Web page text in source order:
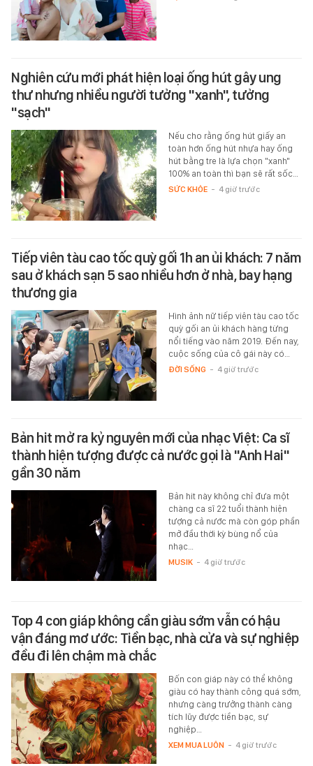
Nghiên cứu mới phát hiện loại ống hút gây ung
thư nhưng nhiều người tưởng "xanh", tưởng
"sạch"
Nếu cho rằng ống hút giấy an
toàn hơn ống hút nhựa hay ống
hút bằng tre là lựa chọn "xanh"
100% an toàn thì bạn sẽ rất sốc…
SỨC KHỎE - 4 giờ trước
Tiếp viên tàu cao tốc quỳ gối 1h an ủi khách: 7 năm
sau ở khách sạn 5 sao nhiều hơn ở nhà, bay hạng
thương gia
Hình ảnh nữ tiếp viên tàu cao tốc
quỳ gối an ủi khách hàng từng
nổi tiếng vào năm 2019. Đến nay,
cuộc sống của cô gái này có…
ĐỜI SỐNG - 4 giờ trước
Bản hit mở ra kỷ nguyên mới của nhạc Việt: Ca sĩ
thành hiện tượng được cả nước gọi là "Anh Hai"
gần 30 năm
Bản hit này không chỉ đưa một
chàng ca sĩ 22 tuổi thành hiện
tượng cả nước mà còn góp phần
mở đầu thời kỳ bùng nổ của
nhạc…
MUSIK - 4 giờ trước
Top 4 con giáp không cần giàu sớm vẫn có hậu
vận đáng mơ ước: Tiền bạc, nhà cửa và sự nghiệp
đều đi lên chậm mà chắc
Bốn con giáp này có thể không
giàu có hay thành công quá sớm,
nhưng càng trưởng thành càng
tích lũy được tiền bạc, sự
nghiệp…
XEM MUA LUÔN - 4 giờ trước